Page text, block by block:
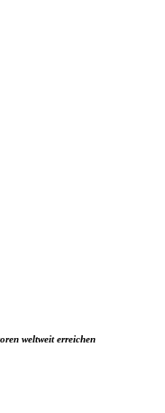
weltweit erreichen